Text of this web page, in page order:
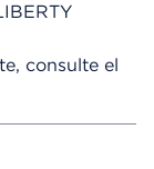
consulte el